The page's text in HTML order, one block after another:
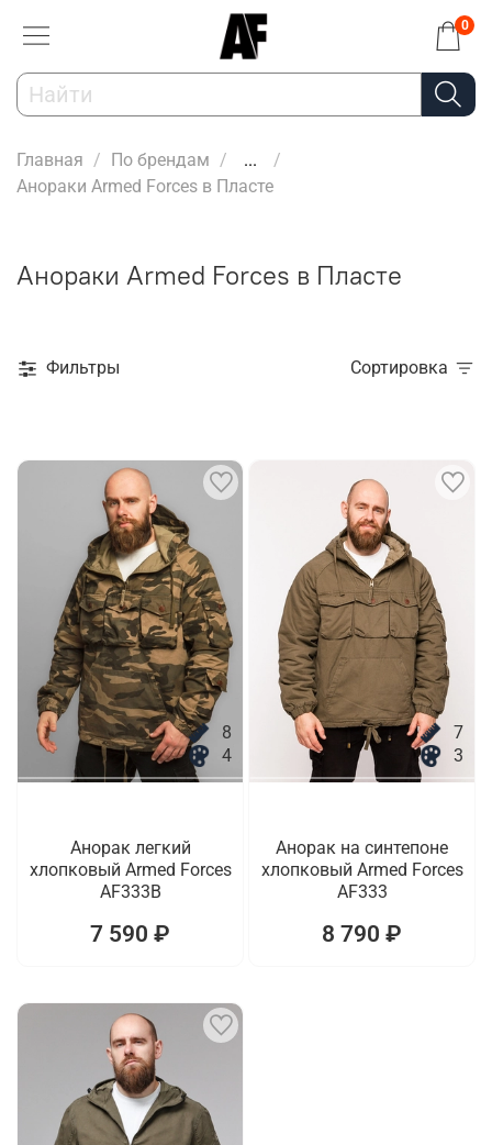
0
Главная По брендам
...
Анораки Armed Forces в Пласте
Анораки Armed Forces в Пласте
Фильтры Сортировка
8
4
Анорак легкий
хлопковый Armed Forces
AF333B
7 590 ₽
7
3
Анорак на синтепоне
хлопковый Armed Forces
AF333
8 790 ₽